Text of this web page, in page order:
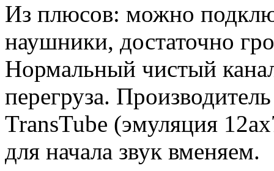
Из плюсов: можно
наушники, достаточно
Нормальный чистый
перегруза.
TransTube (эмуляция
для начала звук вменяем.